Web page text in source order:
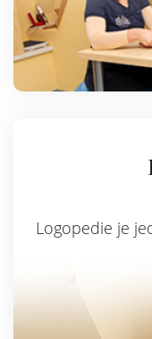
Logopedie je